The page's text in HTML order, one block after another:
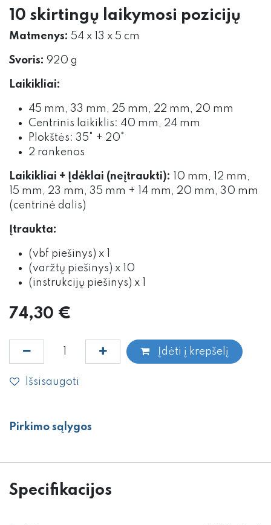
10 skirtingų laikymosi pozicijų
Matmenys: 54 x 13 x 5 cm
Svoris: 920 g
Laikikliai:
45 mm, 33 mm, 25 mm, 22 mm, 20 mm
Centrinis laikiklis: 40 mm, 24 mm
Plokštės: 35° + 20°
2 rankenos
Laikikliai + Įdėklai (neįtraukti):
10 mm, 12 mm,
15 mm, 23 mm, 35 mm + 14 mm, 20 mm, 30 mm
(centrinė dalis)
Įtraukta:
(vbf piešinys) x 1
(varžtų piešinys) x 10
(instrukcijų piešinys) x 1
74,30 €
Įdėti į krepšelį
Išsisaugoti
Pirkimo sąlygos
Specifikacijos